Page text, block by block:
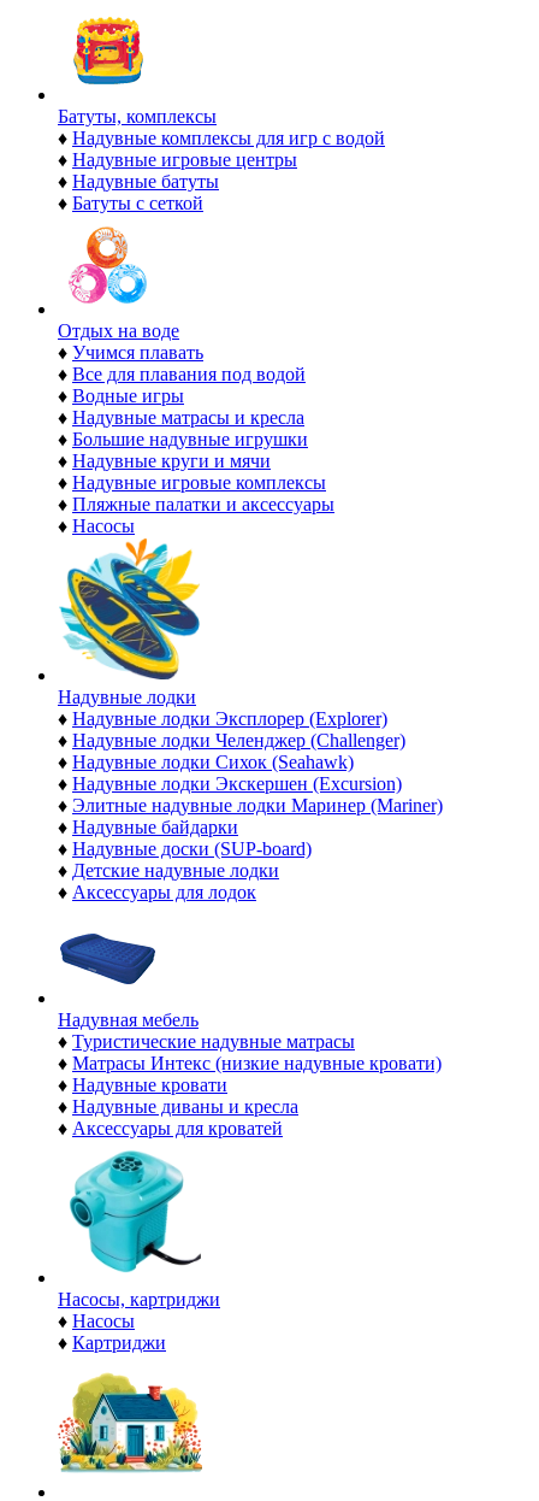
Батуты, комплексы
♦ Надувные комплексы для игр с водой
♦ Надувные игровые центры
♦ Надувные батуты
♦ Батуты с сеткой
Отдых на воде
♦ Учимся плавать
♦ Все для плавания под водой
♦ Водные игры
♦ Надувные матрасы и кресла
♦ Большие надувные игрушки
♦ Надувные круги и мячи
♦ Надувные игровые комплексы
♦ Пляжные палатки и аксессуары
♦ Насосы
Надувные лодки
♦ Надувные лодки Эксплорер (Explorer)
♦ Надувные лодки Челенджер (Challenger)
♦ Надувные лодки Сихок (Seahawk)
♦ Надувные лодки Экскершен (Excursion)
♦ Элитные надувные лодки Маринер (Mariner)
♦ Надувные байдарки
♦ Надувные доски (SUP-board)
♦ Детские надувные лодки
♦ Аксессуары для лодок
Надувная мебель
♦ Туристические надувные матрасы
♦ Матрасы Интекс (низкие надувные кровати)
♦ Надувные кровати
♦ Надувные диваны и кресла
♦ Аксессуары для кроватей
Насосы, картриджи
♦ Насосы
♦ Картриджи